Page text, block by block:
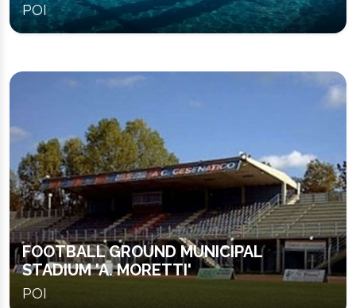
POI
FOOTBALL GROUND MUNICIPAL
STADIUM 'A. MORETTI'
POI